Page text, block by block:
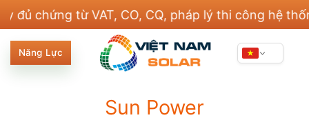
qua
nội
dung
từ VAT, CO, CQ, pháp lý thi công hệ thống điện
Năng Lực
Sun Power